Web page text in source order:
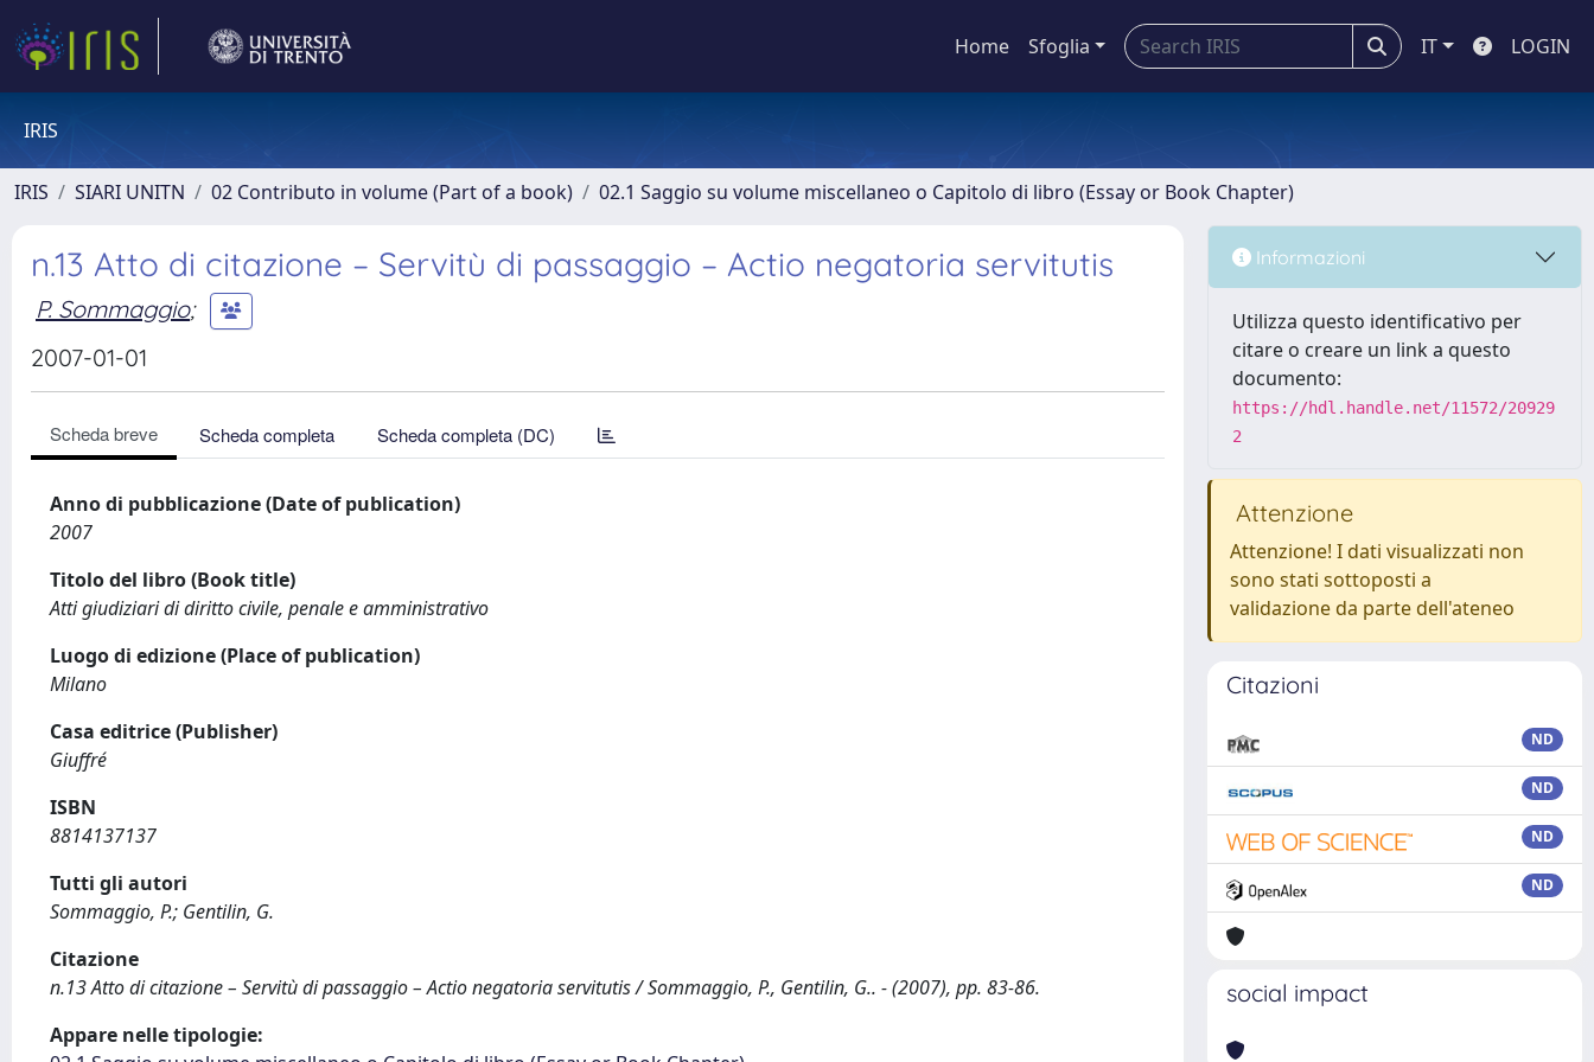
Home Sfoglia IT LOGIN
IRIS
IRIS SIARI UNITN 02 Contributo in volume (Part of a book) 02.1 Saggio su volume miscellaneo o Capitolo di libro (Essay or Book Chapter)
n.13 Atto di citazione – Servitù di passaggio – Actio negatoria servitutis
P. Sommaggio;
2007-01-01
Scheda breve Scheda completa Scheda completa (DC)
Anno di pubblicazione (Date of publication)
2007
Titolo del libro (Book title)
Atti giudiziari di diritto civile, penale e amministrativo
Luogo di edizione (Place of publication)
Milano
Casa editrice (Publisher)
Giuffré
ISBN
8814137137
Tutti gli autori
Sommaggio, P.; Gentilin, G.
Citazione
n.13 Atto di citazione – Servitù di passaggio – Actio negatoria servitutis / Sommaggio, P., Gentilin, G.. - (2007), pp. 83-86.
Appare nelle tipologie:
Informazioni
Utilizza questo identificativo per
citare o creare un link a questo
documento:
https://hdl.handle.net/11572/20929
2
Attenzione
Attenzione! I dati visualizzati non
sono stati sottoposti a
validazione da parte dell'ateneo
Citazioni
ND
ND
ND
ND
social impact